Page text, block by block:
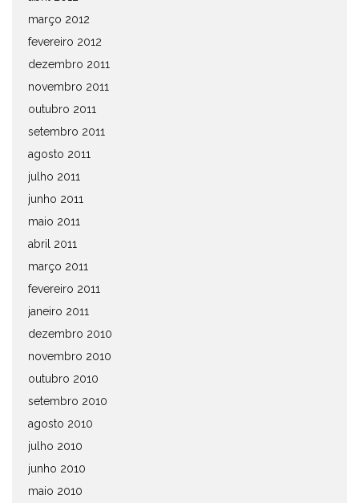
março 2012
fevereiro 2012
dezembro 2011
novembro 2011
outubro 2011
setembro 2011
agosto 2011
julho 2011
junho 2011
maio 2011
abril 2011
março 2011
fevereiro 2011
janeiro 2011
dezembro 2010
novembro 2010
outubro 2010
setembro 2010
agosto 2010
julho 2010
junho 2010
maio 2010